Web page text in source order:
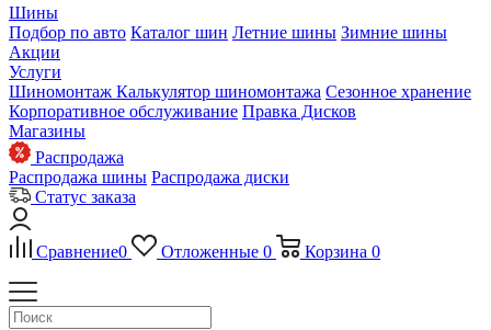
Шины
Подбор по авто Каталог шин Летние шины Зимние шины
Акции
Услуги
Шиномонтаж Калькулятор шиномонтажа Сезонное хранение
Корпоративное обслуживание Правка Дисков
Магазины
Распродажа
Распродажа шины Распродажа диски
Статус заказа
Сравнение0 Отложенные 0 Корзина 0